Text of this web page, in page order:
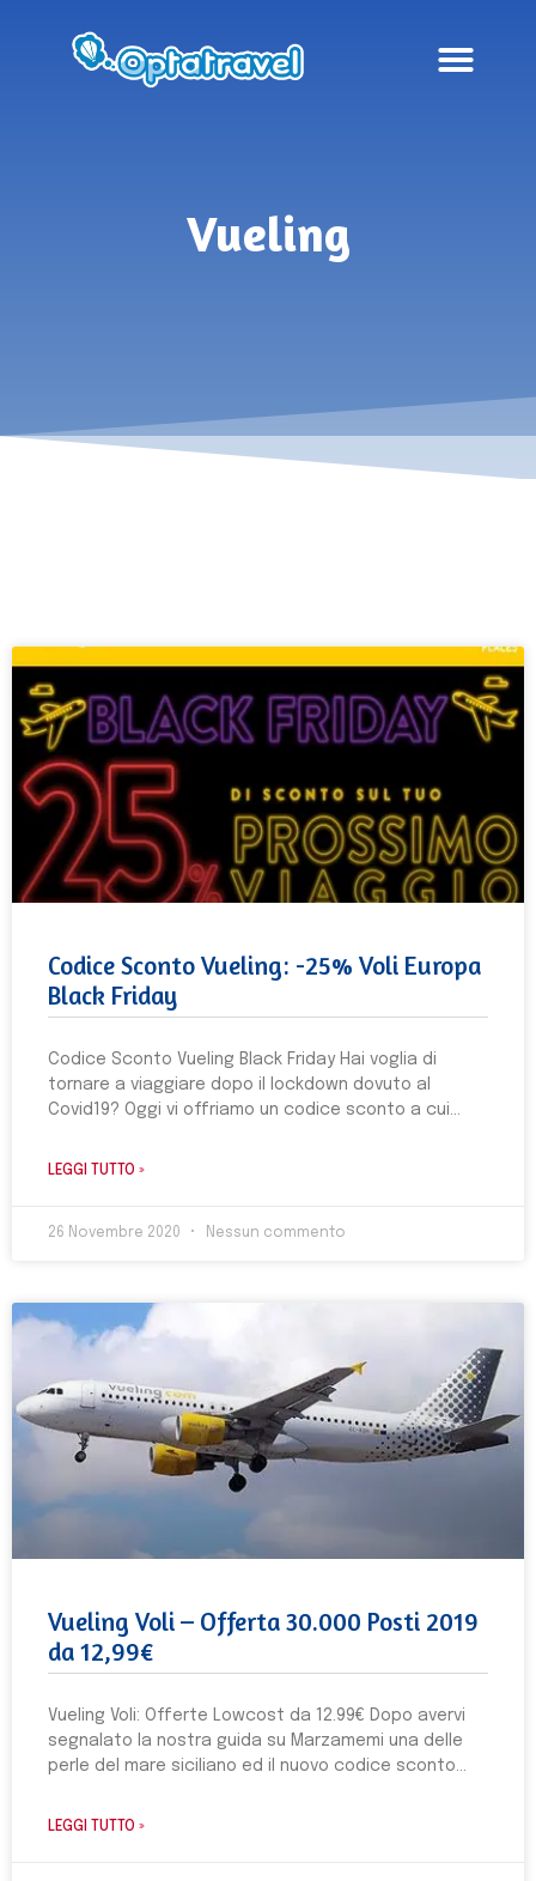
Vueling
Codice Sconto Vueling: -25% Voli Europa
Black Friday
Codice Sconto Vueling Black Friday Hai voglia di
tornare a viaggiare dopo il lockdown dovuto al
Covid19? Oggi vi offriamo un codice sconto a cui
LEGGI TUTTO »
26 Novembre 2020 Nessun commento
Vueling Voli – Offerta 30.000 Posti 2019
da 12,99€
Vueling Voli: Offerte Lowcost da 12.99€ Dopo avervi
segnalato la nostra guida su Marzamemi una delle
perle del mare siciliano ed il nuovo codice sconto
LEGGI TUTTO »